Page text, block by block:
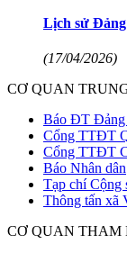
Lịch sử Đảng
(17/04/2026)
CƠ QUAN
Báo ĐT Đảng
Cổng TTĐT
Cổng TTĐT
Báo Nhân dân
Tạp chí Cộng
Thông tấn
CƠ QUAN THAM